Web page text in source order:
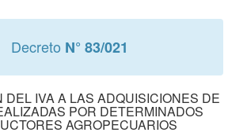
Decreto N° 83/021
DEL IVA A LAS ADQUISICIONES DE
POR DETERMINADOS
AGROPECUARIOS